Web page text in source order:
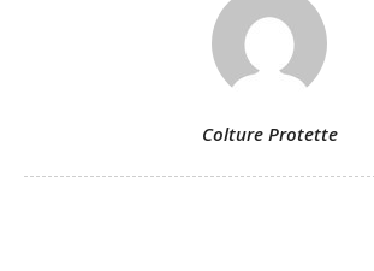
Colture Protette